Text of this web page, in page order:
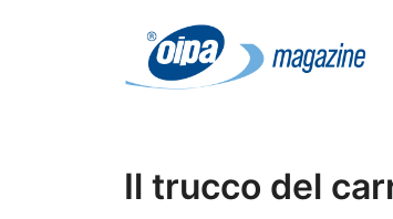
Il trucco del